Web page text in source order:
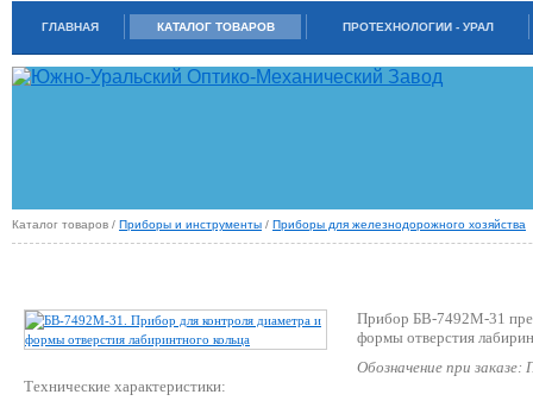
ГЛАВНАЯ КАТАЛОГ ТОВАРОВ ПРОТЕХНОЛОГИИ - УРАЛ
Каталог товаров / Приборы и инструменты / Приборы для железнодорожного хозяйства
Прибор БВ-7492М-31
формы отверстия
Обозначение при
Технические характеристики: